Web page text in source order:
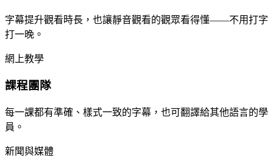
字幕提升觀看時長，也讓靜音觀看的觀眾看得懂——不用打字
打一晚。
網上教學
課程團隊
每一課都有準確、樣式一致的字幕，也可翻譯給其他語言的學
員。
新聞與媒體